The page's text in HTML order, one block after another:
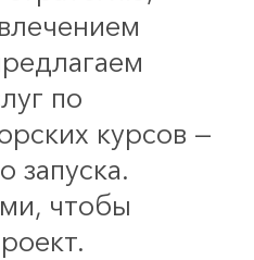
по
курсов —
запуска.
чтобы